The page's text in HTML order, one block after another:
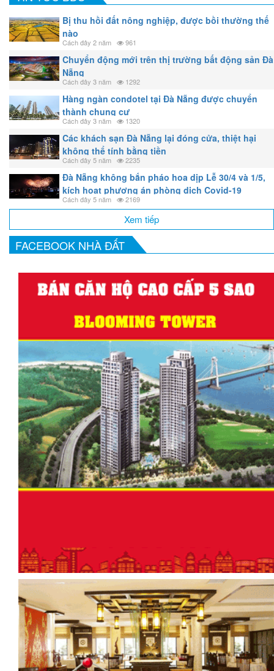
Bị thu hồi đất nông nghiệp, được bồi thường thế
nào
Cách đây 2 năm 961
Chuyển động mới trên thị trường bất động sản Đà
Nẵng
Cách đây 3 năm 1292
Hàng ngàn condotel tại Đà Nẵng được chuyển
thành chung cư
Cách đây 3 năm 1320
Các khách sạn Đà Nẵng lại đóng cửa, thiệt hại
không thể tính bằng tiền
Cách đây 5 năm 2235
Đà Nẵng không bắn pháo hoa dịp Lễ 30/4 và 1/5,
kích hoạt phương án phòng dịch Covid-19
Cách đây 5 năm 2169
Xem tiếp
FACEBOOK NHÀ ĐẤT